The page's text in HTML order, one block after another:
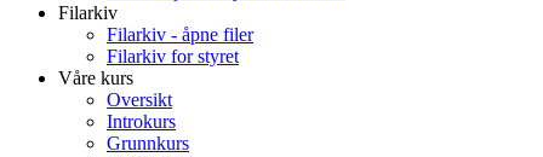
Filarkiv
Filarkiv - åpne filer
Filarkiv for styret
Våre kurs
Oversikt
Introkurs
Grunnkurs